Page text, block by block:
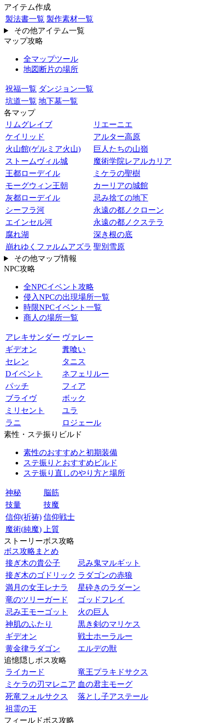
アイテム作成
製法書一覧 製作素材一覧
その他アイテム一覧
マップ攻略
全マップツール
地図断片の場所
祝福一覧 ダンジョン一覧
坑道一覧 地下墓一覧
各マップ
リムグレイブ
リエーニエ
ケイリッド
アルター高原
火山館(ゲルミア火山)
巨人たちの山嶺
ストームヴィル城
魔術学院レアルカリア
王都ローデイル
ミケラの聖樹
モーグウィン王朝
カーリアの城館
灰都ローデイル
忌み捨ての地下
シーフラ河
永遠の都ノクローン
エインセル河
永遠の都ノクステラ
腐れ湖
深き根の底
崩れゆくファルムアズラ 聖別雪原
その他マップ情報
NPC攻略
全NPCイベント攻略
侵入NPCの出現場所一覧
時限NPCイベント一覧
商人の場所一覧
アレキサンダー ヴァレー
ギデオン
糞喰い
セレン
タニス
Dイベント
ネフェリルー
パッチ
フィア
ブライヴ
ボック
ミリセント
ユラ
ラニ
ロジェール
素性・ステ振りビルド
素性のおすすめと初期装備
ステ振りとおすすめビルド
ステ振り直しのやり方と場所
神秘
脳筋
技量
技魔
信仰(祈祷) 信仰戦士
魔術(純魔)
上質
ストーリーボス攻略
ボス攻略まとめ
接ぎ木の貴公子
忌み鬼マルギット
接ぎ木のゴドリック ラダゴンの赤狼
満月の女王レナラ
星砕きのラダーン
竜のツリーガード
ゴッドフレイ
忌み王モーゴット
火の巨人
神肌のふたり
黒き剣のマリケス
ギデオン
戦士ホーラルー
黄金律ラダゴン
エルデの獣
追憶隠しボス攻略
ライカード
竜王プラキドサクス
ミケラの刃マレニア 血の君主モーグ
死竜フォルサクス
落とし子アステール
祖霊の王
フィールドボス攻略